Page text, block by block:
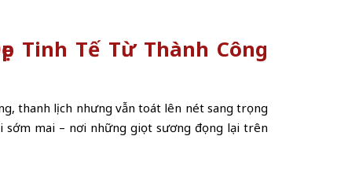
Tinh Tế Từ Thành Công
thanh lịch nhưng vẫn toát lên nét sang trọng
sớm mai – nơi những giọt sương đọng lại trên